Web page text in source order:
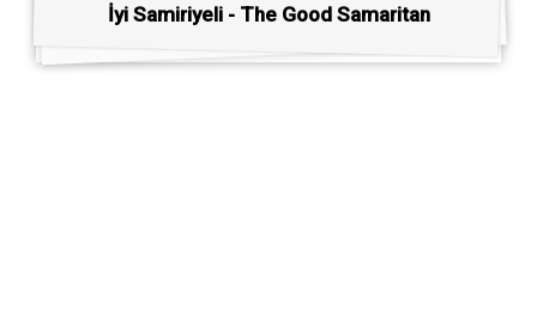
İyi Samiriyeli - The Good Samaritan